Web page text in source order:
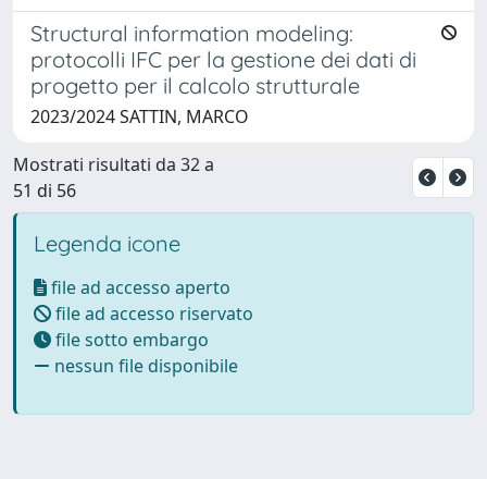
Structural information modeling:
protocolli IFC per la gestione dei dati di
progetto per il calcolo strutturale
2023/2024 SATTIN, MARCO
Mostrati risultati da 32 a
51 di 56
Legenda icone
file ad accesso aperto
file ad accesso riservato
file sotto embargo
nessun file disponibile